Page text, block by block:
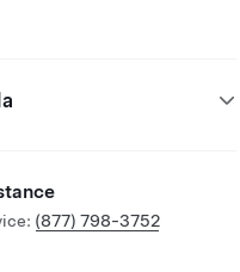
(877) 798-3752